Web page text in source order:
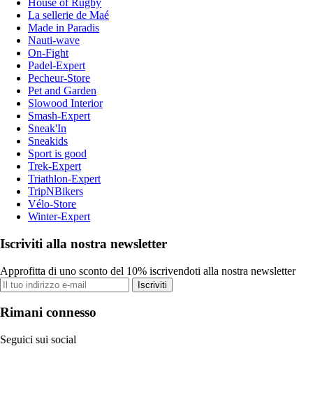
House of Rugby
La sellerie de Maé
Made in Paradis
Nauti-wave
On-Fight
Padel-Expert
Pecheur-Store
Pet and Garden
Slowood Interior
Smash-Expert
Sneak'In
Sneakids
Sport is good
Trek-Expert
Triathlon-Expert
TripNBikers
Vélo-Store
Winter-Expert
Iscriviti alla nostra newsletter
Approfitta di uno sconto del 10% iscrivendoti alla nostra newsletter
Iscriviti
Rimani connesso
Seguici sui social